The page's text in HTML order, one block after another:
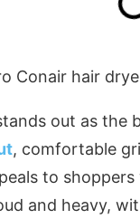
out as
, comfortable
to
and heavy,